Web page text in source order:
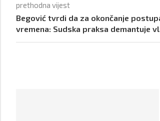
prethodna vijest
Begović tvrdi da za okončanje
vremena: Sudska praksa demantuje